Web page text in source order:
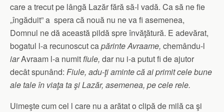
care a trecut pe lângă Lazăr fără să-l vadă. Ca să ne fie
„îngăduit” a spera că nouă nu ne va fi asemenea,
Domnul ne dă această pildă spre învăţătură. E adevărat,
bogatul l-a recunoscut capărinte Avraame, chemându-l
iarAvraam l-a numitfiule, dar nu i-a putut fi de ajutor
decât spunând: Fiule, adu-ţi aminte că ai primit cele bune
ale tale în viaţa ta şi Lazăr, asemenea, pe cele rele.
Uimeşte cum cel l care nu a arătat o clipă de milă ca şi